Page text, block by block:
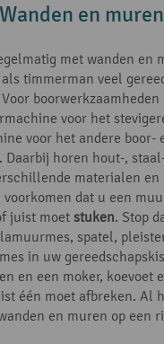
en muren
met wanden en
timmerman veel
voor het
voor het andere boor-
Daarbij horen hout-,
materialen en
dat u een
juist moet stuken. Stop
spatel,
in uw
en een moker, koevoet
één moet afbreken. Al
en muren op een